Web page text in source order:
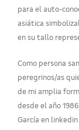
para el auto-
asiática
en su tallo
Como persona
peregrinos/as
de mi amplia
desde el año
García en linkedin